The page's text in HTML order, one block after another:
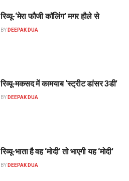
रिव्यू-‘मेरा फौजी कॉलिंग’ मगर हौले से
BY DEEPAK DUA
रिव्यू-मकसद में कामयाब ‘स्ट्रीट डांसर 3डी’
BY DEEPAK DUA
रिव्यू-भाता है वह ‘मोदी’ तो भाएगी यह ‘मोदी’
BY DEEPAK DUA